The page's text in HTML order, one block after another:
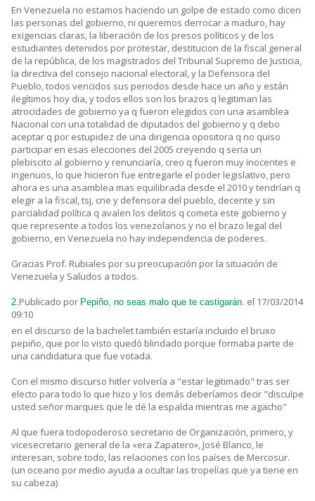
En Venezuela no estamos haciendo un golpe de estado como dicen
las personas del gobierno, ni queremos derrocar a maduro, hay
exigencias claras, la liberación de los presos políticos y de los
estudiantes detenidos por protestar, destitucion de la fiscal general
de la república, de los magistrados del Tribunal Supremo de Justicia,
la directiva del consejo nacional electoral, y la Defensora del
Pueblo, todos vencidos sus periodos desde hace un año y están
ilegítimos hoy dia, y todos ellos son los brazos q legitiman las
atrocidades de gobierno ya q fueron elegidos con una asamblea
Nacional con una totalidad de diputados del gobierno y q debo
aceptar q por estupidez de una dirigencia opositora q no quiso
participar en esas elecciones del 2005 creyendo q seria un
plebiscito al gobierno y renunciaría, creo q fueron muy inocentes e
ingenuos, lo que hicieron fue entregarle el poder legislativo, pero
ahora es una asamblea mas equilibrada desde el 2010 y tendrían q
elegir a la fiscal, tsj, cne y defensora del pueblo, decente y sin
parcialidad política q avalen los delitos q cometa este gobierno y
que represente a todos los venezolanos y no el brazo legal del
gobierno, en Venezuela no hay independencia de poderes.
Gracias Prof. Rubiales por su preocupación por la situación de
Venezuela y Saludos a todos.
2.Publicado por Pepiño, no seas malo que te castigarán. el 17/03/2014
09:10
en el discurso de la bachelet también estaría incluido el bruxo
pepiño, que por lo visto quedó blindado porque formaba parte de
una candidatura que fue votada.
Con el mismo discurso hitler volvería a "estar legitimado" tras ser
electo para todo lo que hizo y los demás deberíamos decir "disculpe
usted señor marques que le dé la espalda mientras me agacho"
Al que fuera todopoderoso secretario de Organización, primero, y
vicesecretario general de la «era Zapatero», José Blanco, le
interesan, sobre todo, las relaciones con los países de Mercosur.
(un oceano por medio ayuda a ocultar las tropelías que ya tiene en
su cabeza)